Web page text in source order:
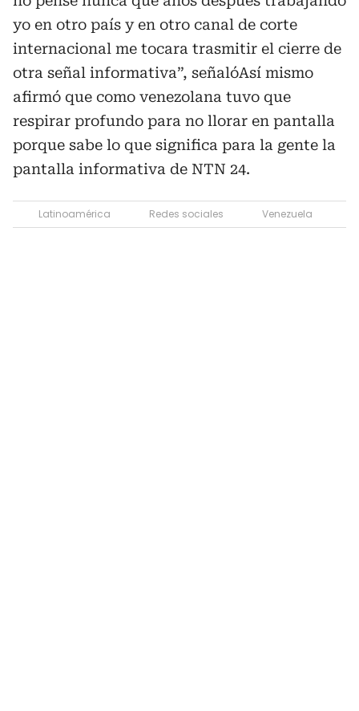
yo en otro país y en otro canal de corte
internacional me tocara trasmitir el cierre de
otra señal informativa”, señalóAsí mismo
afirmó que como venezolana tuvo que
respirar profundo para no llorar en pantalla
porque sabe lo que significa para la gente la
pantalla informativa de NTN 24.
Latinoamérica Redes sociales Venezuela